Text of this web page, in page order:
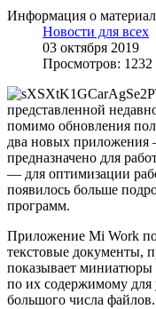
Информация о
Новости для всех
03 октября 2019
Просмотров: 1232
представленной
помимо обновления
два новых
предназначено для
— для оптимизации
появилось больше
программ.
Приложение Mi Work
текстовые документы,
показывает миниатюры
по их содержимому для
большого числа файлов.